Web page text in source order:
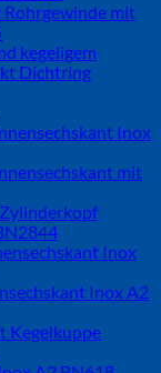
Rohrgewinde mit
kegeligem
Dichtring
Inox
mit
Inox
Inox A2
Kegelkuppe